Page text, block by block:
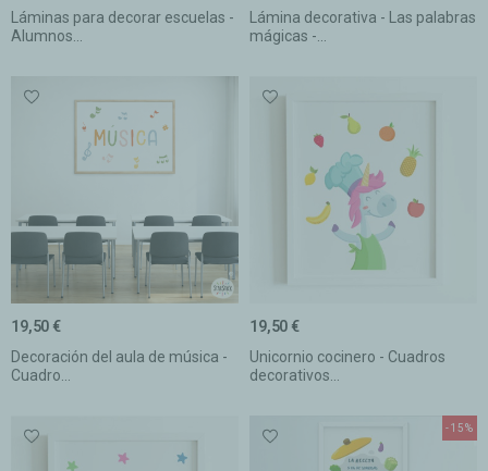
Láminas para decorar escuelas -
Alumnos...
Lámina decorativa - Las palabras
mágicas -...
Decoración del aula de música -
Cuadro...
19,50 €
Unicornio cocinero - Cuadros
decorativos...
19,50 €
-15%